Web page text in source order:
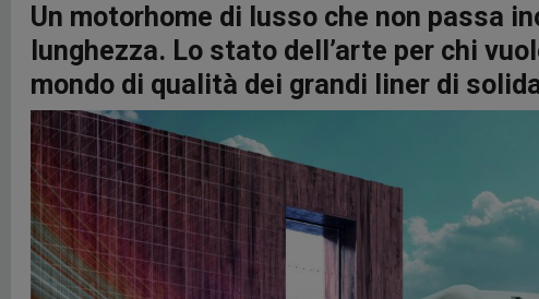
Un motorhome di lusso che non passa
lunghezza. Lo stato dell’arte per chi
mondo di qualità dei grandi liner di